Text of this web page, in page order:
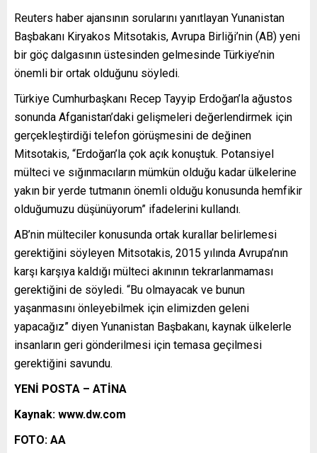
Reuters haber ajansının sorularını yanıtlayan Yunanistan
Başbakanı Kiryakos Mitsotakis, Avrupa Birliği’nin (AB) yeni
bir göç dalgasının üstesinden gelmesinde Türkiye’nin
önemli bir ortak olduğunu söyledi.
Türkiye Cumhurbaşkanı Recep Tayyip Erdoğan’la ağustos
sonunda Afganistan’daki gelişmeleri değerlendirmek için
gerçekleştirdiği telefon görüşmesini de değinen
Mitsotakis, “Erdoğan’la çok açık konuştuk. Potansiyel
mülteci ve sığınmacıların mümkün olduğu kadar ülkelerine
yakın bir yerde tutmanın önemli olduğu konusunda hemfikir
olduğumuzu düşünüyorum” ifadelerini kullandı.
AB’nin mülteciler konusunda ortak kurallar belirlemesi
gerektiğini söyleyen Mitsotakis, 2015 yılında Avrupa’nın
karşı karşıya kaldığı mülteci akınının tekrarlanmaması
gerektiğini de söyledi. “Bu olmayacak ve bunun
yaşanmasını önleyebilmek için elimizden geleni
yapacağız” diyen Yunanistan Başbakanı, kaynak ülkelerle
insanların geri gönderilmesi için temasa geçilmesi
gerektiğini savundu.
YENİ POSTA – ATİNA
Kaynak: www.dw.com
FOTO: AA